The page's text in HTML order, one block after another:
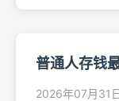
普通人存钱
2026年07月31